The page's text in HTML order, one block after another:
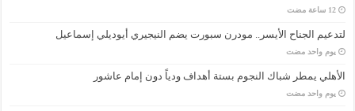
‏12 ساعة مضت
لتدعيم الجناح الأيسر.. مودرن سبورت يضم النيجيري أيوديلي إسماعيل
‏يوم واحد مضت
الأهلي يمطر شباك النجوم بستة أهداف ودياً دون إمام عاشور
‏يوم واحد مضت